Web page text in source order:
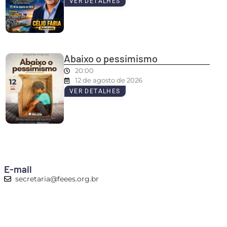
Abaixo o pessimismo
20:00
12 de agosto de 2026
VER DETALHES
E-mail
secretaria@feees.org.br